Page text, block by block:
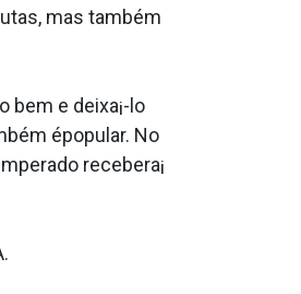
mas também
bem e deixa¡-lo
épopular. No
recebera¡